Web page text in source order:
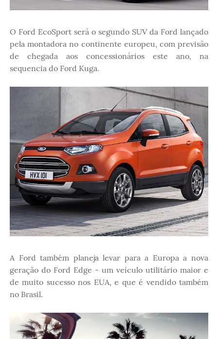
O Ford EcoSport será o segundo SUV da Ford lançado
pela montadora no continente europeu, com previsão
de chegada aos concessionários este ano, na
sequencia do Ford Kuga.
A Ford também planeja levar para a Europa a nova
geração do Ford Edge - um veículo utilitário maior e
de muito sucesso nos EUA, e que é vendido também
no Brasil.